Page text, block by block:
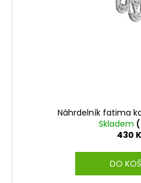
Náhrdelník fatima
Skladem
430
DO